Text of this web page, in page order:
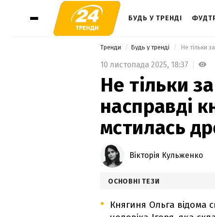
БУДЬ У ТРЕНДІ
Тренди Будь у тренді
10 листопада 2025, 18:37
Не тільки
насправді
мстилась
Вікторія Кульженко
ОСНОВНІ ТЕЗИ
Княгиня Ольга відома